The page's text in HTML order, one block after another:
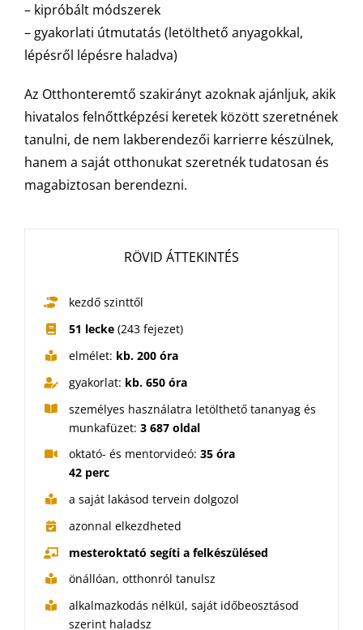
– kipróbált módszerek
– gyakorlati útmutatás (letölthető anyagokkal,
lépésről lépésre haladva)
Az Otthonteremtő szakirányt azoknak ajánljuk, akik
hivatalos felnőttképzési keretek között szeretnének
tanulni, de nem lakberendezői karrierre készülnek,
hanem a saját otthonukat szeretnék tudatosan és
magabiztosan berendezni.
RÖVID ÁTTEKINTÉS
kezdő szinttől
51 lecke(243 fejezet)
elmélet: kb. 200 óra
gyakorlat: kb. 650 óra
személyes használatra letölthető tananyag és
munkafüzet: 3 687 oldal
oktató- és mentorvideó: 35 óra
42 perc
a saját lakásod tervein dolgozol
azonnal elkezdheted
mesteroktató segíti a felkészülésed
önállóan, otthonról tanulsz
alkalmazkodás nélkül, saját időbeosztásod
szerint haladsz